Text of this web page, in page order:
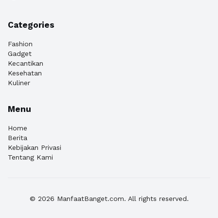
Categories
Fashion
Gadget
Kecantikan
Kesehatan
Kuliner
Menu
Home
Berita
Kebijakan Privasi
Tentang Kami
© 2026 ManfaatBanget.com. All rights reserved.